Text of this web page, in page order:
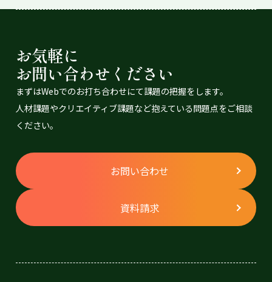
お気軽に
お問い合わせください
まずはWebでのお打ち合わせにて課題の把握をします。
⼈材課題やクリエイティブ課題など抱えている問題点をご相談
ください。
お問い合わせ
資料請求